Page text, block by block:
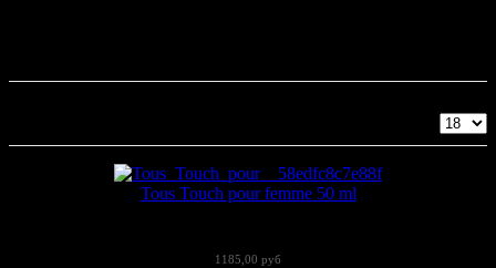
Tous Touch pour femme 50 ml
1185,00 руб